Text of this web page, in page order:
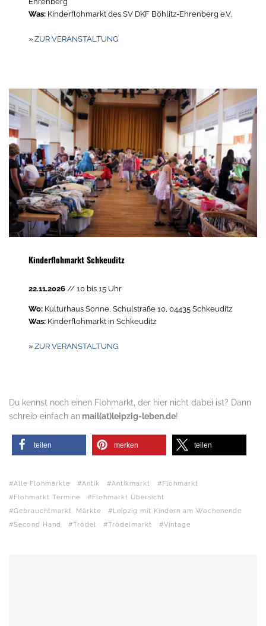
Was: Kinderflohmarkt des SV DKF Böhlitz-Ehrenberg e.V.
»ZUR VERANSTALTUNG
Kinderflohmarkt Schkeuditz
22.11.2026 // 10 bis 15 Uhr
Wo: Kulturhaus Sonne, Schulstraße 10, 04435 Schkeuditz
Was: Kinderflohmarkt in Schkeuditz
»ZUR VERANSTALTUNG
Du kennst noch einen Flohmarkt, der hier nicht dabei ist? Dann
schreib einfach an mail(at)leipzig-leben.de!
teilen merken teilen
Alle Flohmärkte Antik Antikmarkt
Flohmarkt
Flohmarkt Termine
Flohmarkt Übersicht
Gebrauchtmarkt. Märkte
Leipzig mit Kindern am Wochenende
Second Hand
Trödel Trödelmarkt Vintage